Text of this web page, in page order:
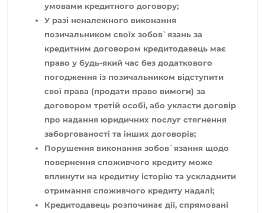
умовами кредитного договору;
У разі неналежного виконання
позичальником своїх зобов`язань за
кредитним договором кредитодавець має
право у будь-який час без додаткового
погодження із позичальником відступити
свої права (продати право вимоги) за
договором третій особі, або укласти договір
про надання юридичних послуг стягнення
заборгованості та інших договорів;
Порушення виконання зобов`язання щодо
повернення споживчого кредиту може
вплинути на кредитну історію та ускладнити
отримання споживчого кредиту надалі;
Кредитодавець розпочинає дії, спрямовані